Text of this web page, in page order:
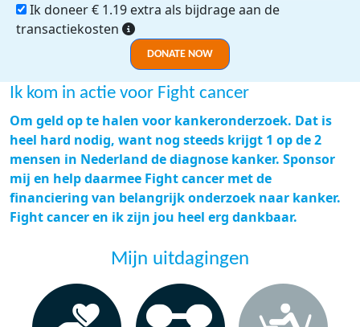
Ik doneer € 1.19 extra als bijdrage aan de
transactiekosten
DONATE NOW
Ik kom in actie voor Fight cancer
Om geld op te halen voor kankeronderzoek. Dat is
heel hard nodig, want nog steeds krijgt 1 op de 2
mensen in Nederland de diagnose kanker. Sponsor
mij en help daarmee Fight cancer met de
financiering van belangrijk onderzoek naar kanker.
Fight cancer en ik zijn jou heel erg dankbaar.
Mijn uitdagingen